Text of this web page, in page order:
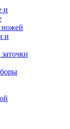
и
ножей
и